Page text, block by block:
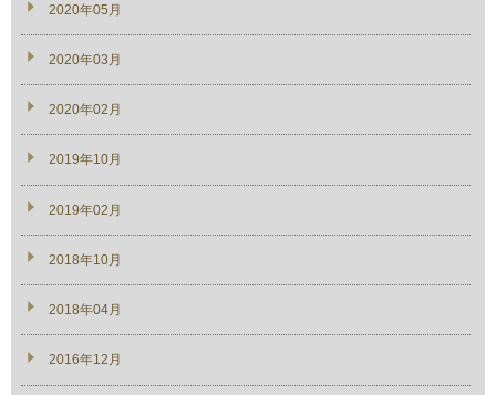
2020年05月
2020年03月
2020年02月
2019年10月
2019年02月
2018年10月
2018年04月
2016年12月